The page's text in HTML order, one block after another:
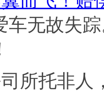
车无故失
所托非人